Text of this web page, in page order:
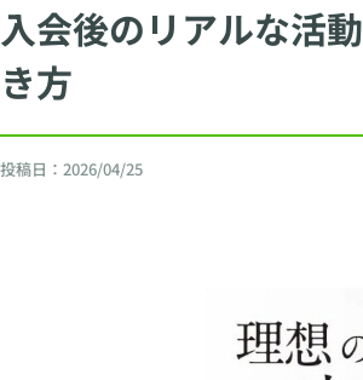
入会後のリアルな活
き方
投稿日： 2026/04/25